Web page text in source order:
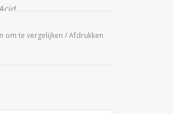
om te vergelijken /Afdrukken